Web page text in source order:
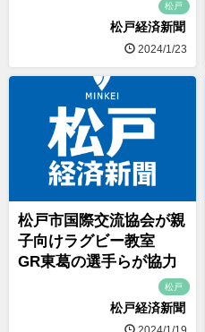
松戸
松戸経済新聞
2024/1/23
松戸市国際交流協会が親
子向けラグビー教室
GR東葛の選手らが協力
松戸
松戸経済新聞